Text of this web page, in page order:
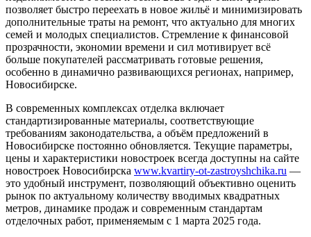
позволяет быстро переехать в новое жильё и минимизировать
дополнительные траты на ремонт, что актуально для многих
семей и молодых специалистов. Стремление к финансовой
прозрачности, экономии времени и сил мотивирует всё
больше покупателей рассматривать готовые решения,
особенно в динамично развивающихся регионах, например,
Новосибирске.
В современных комплексах отделка включает
стандартизированные материалы, соответствующие
требованиям законодательства, а объём предложений в
Новосибирске постоянно обновляется. Текущие параметры,
цены и характеристики новостроек всегда доступны на сайте
новостроек Новосибирска www.kvartiry-ot-zastroyshchika.ru —
это удобный инструмент, позволяющий объективно оценить
рынок по актуальному количеству вводимых квадратных
метров, динамике продаж и современным стандартам
отделочных работ, применяемым с 1 марта 2025 года.